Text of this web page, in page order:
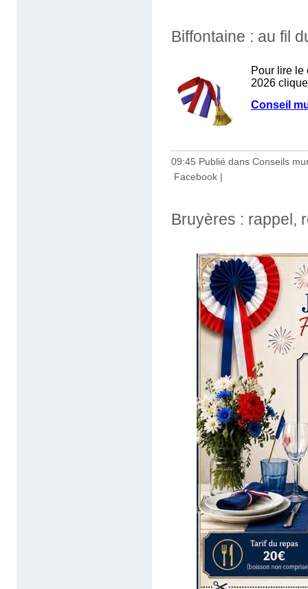
Biffontaine : au fil
Pour lire le
2026
Conseil
09:45 Publié dans Conseils
Facebook |
Bruyères : rappel,